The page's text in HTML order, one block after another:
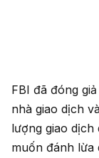
FBI đã đóng
nhà giao dịch
lượng giao dịch
muốn đánh lừa